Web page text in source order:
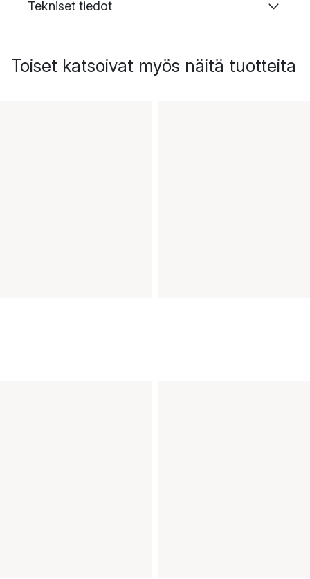
Tekniset tiedot
Toiset katsoivat myös näitä tuotteita